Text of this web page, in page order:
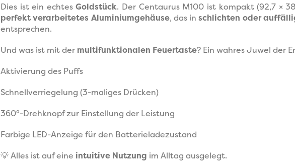
Dies ist ein echtesGoldstück. Der Centaurus M100 ist kompakt (92,7 ×
perfekt verarbeitetes Aluminiumgehäuse, das inschlichten oder
entsprechen.
Und was ist mit der multifunktionalen Feuertaste? Ein wahres Juwel der
Aktivierung des Puffs
Schnellverriegelung (3-maliges Drücken)
360°-Drehknopf zur Einstellung der Leistung
Farbige LED-Anzeige für den Batterieladezustand
💡 Alles ist auf eine intuitive Nutzung im Alltag ausgelegt.